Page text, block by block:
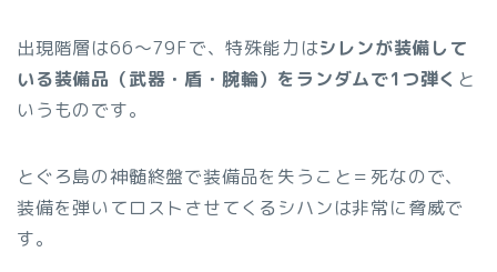
出現階層は66〜79Fで、特殊能力はシレンが装備して
いる装備品（武器・盾・腕輪）をランダムで1つ弾く と
いうものです。
とぐろ島の神髄終盤で装備品を失うこと＝死なので、
装備を弾いてロストさせてくるシハンは非常に脅威で
す。
ホーム